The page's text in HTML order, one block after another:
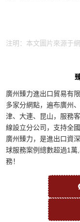
注明：本文圖片來源于
廣州臻力進出口貿易有
多家分網點，遍布廣州
津、大連、昆山，服務
線設立分公司，支持全
廣州臻力，是進出口資
球服務案例總數超過1
務！